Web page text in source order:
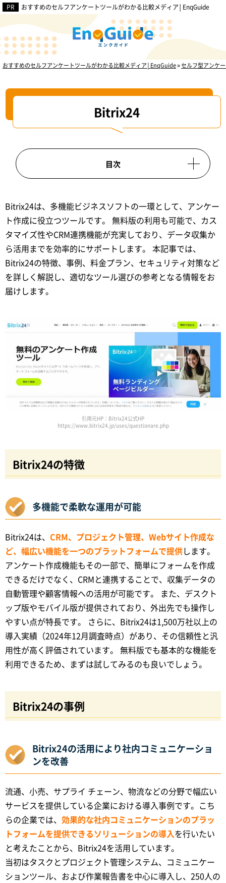
おすすめのセルフアンケートツールがわかる比較メディア│EnqGuide
【利用目的別】
セルフアンケートツール3選
おすすめのセルフアンケートツールがわかる比較メディア│EnqGuide»セルフ型アンケ
Bitrix24
目次
Bitrix24は、多機能ビジネスソフトの一環として、アンケー
ト作成に役立つツールです。 無料版の利用も可能で、カス
タマイズ性やCRM連携機能が充実しており、データ収集か
ら活用までを効率的にサポートします。 本記事では、
Bitrix24の特徴、事例、料金プラン、セキュリティ対策など
を詳しく解説し、適切なツール選びの参考となる情報をお
届けします。
引用元HP：Bitrix24公式HP
https://www.bitrix24.jp/uses/questionare.php
Bitrix24の特徴
多機能で柔軟な運用が可能
Bitrix24は、 CRM、プロジェクト管理、Webサイト作成な
ど、幅広い機能を一つのプラットフォームで提供します。
アンケート作成機能もその一部で、簡単にフォームを作成
できるだけでなく、CRMと連携することで、収集データの
自動管理や顧客情報への活用が可能です。 また、デスクト
ップ版やモバイル版が提供されており、外出先でも操作し
やすい点が特長です。 さらに、Bitrix24は1,500万社以上の
導入実績（2024年12月調査時点）があり、その信頼性と汎
用性が高く評価されています。 無料版でも基本的な機能を
利用できるため、まずは試してみるのも良いでしょう。
Bitrix24の事例
Bitrix24の活用により社内コミュニケーショ
ンを改善
流通、小売、サプライ チェーン、物流などの分野で幅広い
サービスを提供している企業における導入事例です。こち
らの企業では、 効果的な社内コミュニケーションのプラッ
トフォームを提供できるソリューションの導入を行いたい
と考えたことから、Bitrix24を活用しています。
当初はタスクとプロジェクト管理システム、コミュニケー
ションツール、および作業報告書を中心に導入し、250人の